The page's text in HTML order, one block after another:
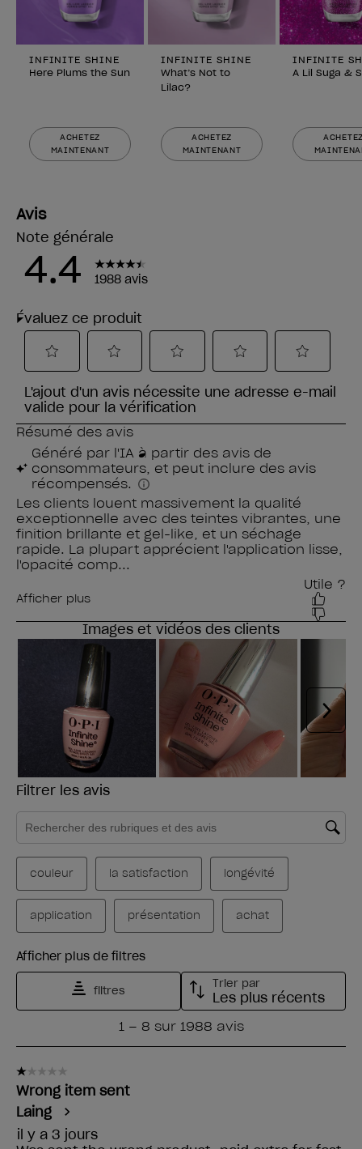
INFINITE SHINE
Here Plums the Sun
ACHETEZ
MAINTENANT
INFINITE SHINE
What’s Not to
Lilac?
ACHETEZ
MAINTENANT
INFINITE
A Lil Suga &